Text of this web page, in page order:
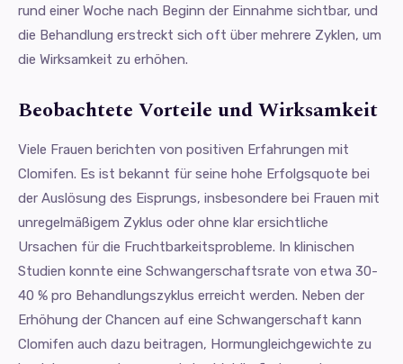
rund einer Woche nach Beginn der Einnahme sichtbar, und
die Behandlung erstreckt sich oft über mehrere Zyklen, um
die Wirksamkeit zu erhöhen.
Beobachtete Vorteile und Wirksamkeit
Viele Frauen berichten von positiven Erfahrungen mit
Clomifen. Es ist bekannt für seine hohe Erfolgsquote bei
der Auslösung des Eisprungs, insbesondere bei Frauen mit
unregelmäßigem Zyklus oder ohne klar ersichtliche
Ursachen für die Fruchtbarkeitsprobleme. In klinischen
Studien konnte eine Schwangerschaftsrate von etwa 30-
40 % pro Behandlungszyklus erreicht werden. Neben der
Erhöhung der Chancen auf eine Schwangerschaft kann
Clomifen auch dazu beitragen, Hormungleichgewichte zu